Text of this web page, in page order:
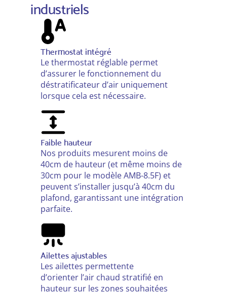
industriels
Thermostat intégré
Le thermostat réglable permet
d’assurer le fonctionnement du
déstratificateur d’air uniquement
lorsque cela est nécessaire.
Faible hauteur
Nos produits mesurent moins de
40cm de hauteur (et même moins de
30cm pour le modèle AMB-8.5F) et
peuvent s’installer jusqu’à 40cm du
plafond, garantissant une intégration
parfaite.
Ailettes ajustables
Les ailettes permettente
d’orienter l’air chaud stratifié en
hauteur sur les zones souhaitées